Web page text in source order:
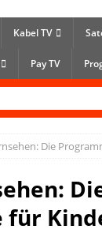
Kabel TV
Pay TV
Die
für